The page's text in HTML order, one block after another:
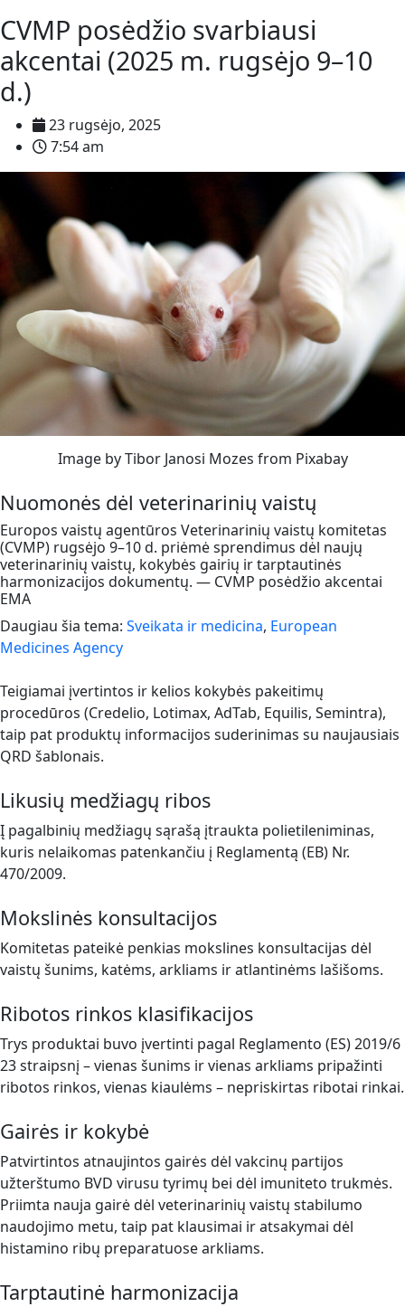
CVMP posėdžio svarbiausi
akcentai (2025 m. rugsėjo 9–10
d.)
23 rugsėjo, 2025
7:54 am
Image by Tibor Janosi Mozes from Pixabay
Nuomonės dėl veterinarinių vaistų
Europos vaistų agentūros Veterinarinių vaistų komitetas
(CVMP) rugsėjo 9–10 d. priėmė sprendimus dėl naujų
veterinarinių vaistų, kokybės gairių ir tarptautinės
harmonizacijos dokumentų. — CVMP posėdžio akcentai
EMA
Daugiau šia tema: Sveikata ir medicina, European
Medicines Agency
Teigiamai įvertintos ir kelios kokybės pakeitimų
procedūros (Credelio, Lotimax, AdTab, Equilis, Semintra),
taip pat produktų informacijos suderinimas su naujausiais
QRD šablonais.
Likusių medžiagų ribos
Į pagalbinių medžiagų sąrašą įtraukta polietileniminas,
kuris nelaikomas patenkančiu į Reglamentą (EB) Nr.
470/2009.
Mokslinės konsultacijos
Komitetas pateikė penkias mokslines konsultacijas dėl
vaistų šunims, katėms, arkliams ir atlantinėms lašišoms.
Ribotos rinkos klasifikacijos
Trys produktai buvo įvertinti pagal Reglamento (ES) 2019/6
23 straipsnį – vienas šunims ir vienas arkliams pripažinti
ribotos rinkos, vienas kiaulėms – nepriskirtas ribotai rinkai.
Gairės ir kokybė
Patvirtintos atnaujintos gairės dėl vakcinų partijos
užterštumo BVD virusu tyrimų bei dėl imuniteto trukmės.
Priimta nauja gairė dėl veterinarinių vaistų stabilumo
naudojimo metu, taip pat klausimai ir atsakymai dėl
histamino ribų preparatuose arkliams.
Tarptautinė harmonizacija